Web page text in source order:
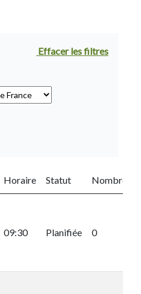
Effacer les filtres
Horaire Statut Nombre de
09:30 Planifiée 0